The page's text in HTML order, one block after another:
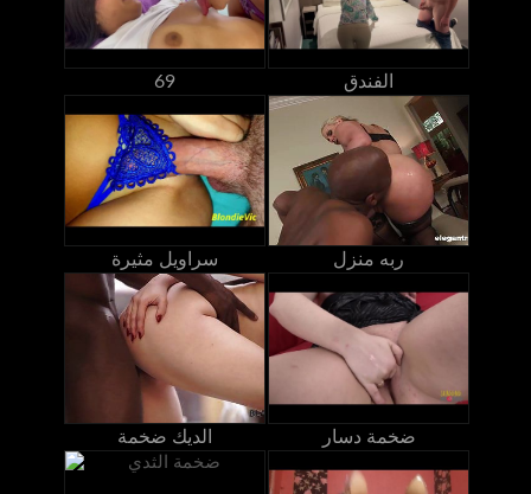
69 الفندق
سراويل مثيرة ربه منزل
الديك ضخمة ضخمة دسار